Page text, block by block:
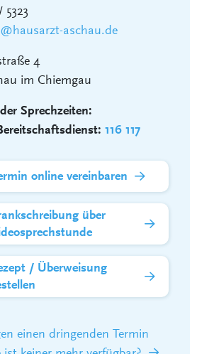
5323
aschau.de
4
im Chiemgau
Sprechzeiten:
116 117
online vereinbaren
über
/ Überweisung
einen dringenden Termin